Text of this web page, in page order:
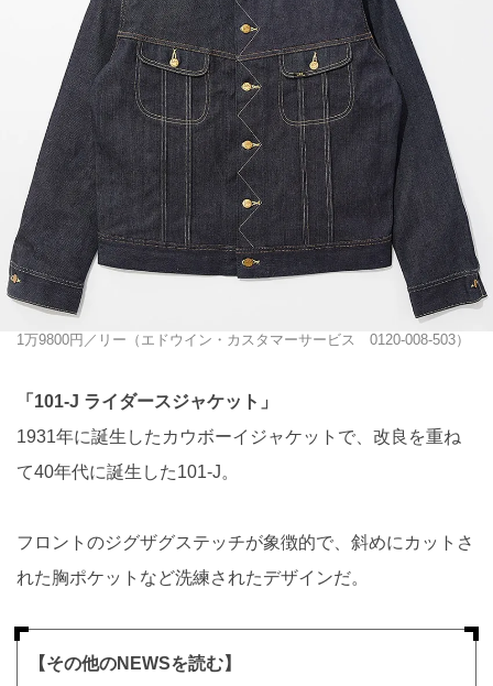
1万9800円／リー（エドウイン・カスタマーサービス 0120-008-503）
「101-J ライダースジャケット」
1931年に誕生したカウボーイジャケットで、改良を重ね
て40年代に誕生した101-J。
フロントのジグザグステッチが象徴的で、斜めにカットさ
れた胸ポケットなど洗練されたデザインだ。
【その他のNEWSを読む】